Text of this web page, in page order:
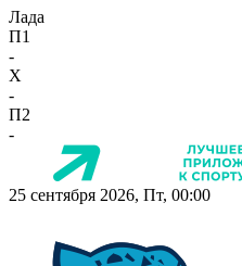
Лада
П1
-
X
-
П2
-
25 сентября 2026, Пт, 00:00